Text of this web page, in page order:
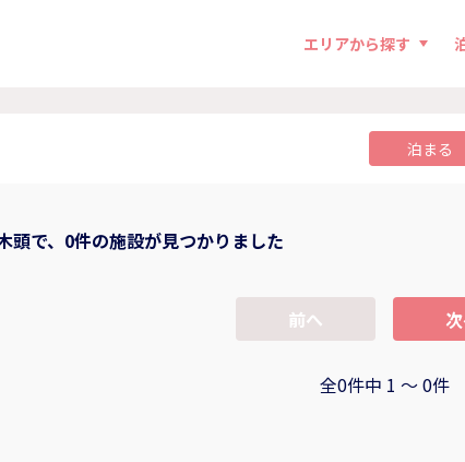
エリアから探す
泊まる
頭で、0件の施設が見つかりました
前へ
全0件中 1 〜 0件